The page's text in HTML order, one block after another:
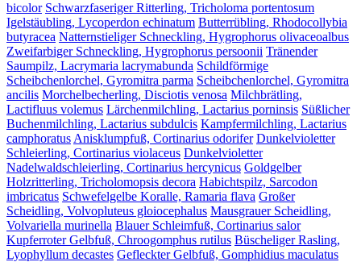
bicolor Schwarzfaseriger Ritterling, Tricholoma portentosum
Igelstäubling, Lycoperdon echinatum Butterrübling, Rhodocollybia
butyracea Natternstieliger Schneckling, Hygrophorus olivaceoalbus
Zweifarbiger Schneckling, Hygrophorus persoonii Tränender
Saumpilz, Lacrymaria lacrymabunda Schildförmige
Scheibchenlorchel, Gyromitra parma Scheibchenlorchel, Gyromitra
ancilis Morchelbecherling, Disciotis venosa Milchbrätling,
Lactifluus volemus Lärchenmilchling, Lactarius porninsis Süßlicher
Buchenmilchling, Lactarius subdulcis Kampfermilchling, Lactarius
camphoratusAnisklumpfuß, Cortinarius odorifer Dunkelvioletter
Schleierling, Cortinarius violaceus Dunkelvioletter
Nadelwaldschleierling, Cortinarius hercynicus Goldgelber
Holzritterling, Tricholomopsis decora Habichtspilz, Sarcodon
imbricatus Schwefelgelbe Koralle, Ramaria flava Großer
Scheidling, Volvopluteus gloiocephalus Mausgrauer Scheidling,
Volvariella murinella Blauer Schleimfuß, Cortinarius salor
Kupferroter Gelbfuß, Chroogomphus rutilus Büscheliger Rasling,
Lyophyllum decastes Gefleckter Gelbfuß, Gomphidius maculatus